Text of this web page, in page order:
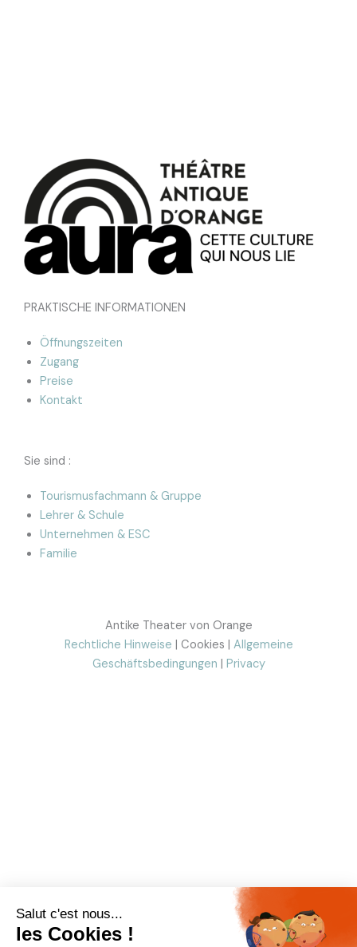
PRAKTISCHE INFORMATIONEN
Öffnungszeiten
Zugang
Preise
Kontakt
Sie sind :
Tourismusfachmann & Gruppe
Lehrer & Schule
Unternehmen & ESC
Familie
Antike Theater von Orange
Rechtliche Hinweise | Cookies | Allgemeine
Geschäftsbedingungen
Privacy